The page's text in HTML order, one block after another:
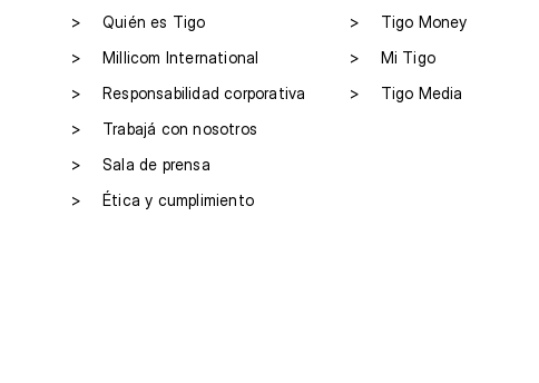
>
Quién es Tigo
>
Millicom International
>
Responsabilidad corporativa
>
Trabajá con nosotros
>
Sala de prensa
>
Ética y cumplimiento
>
Tigo Money
>
Mi Tigo
>
Tigo Media